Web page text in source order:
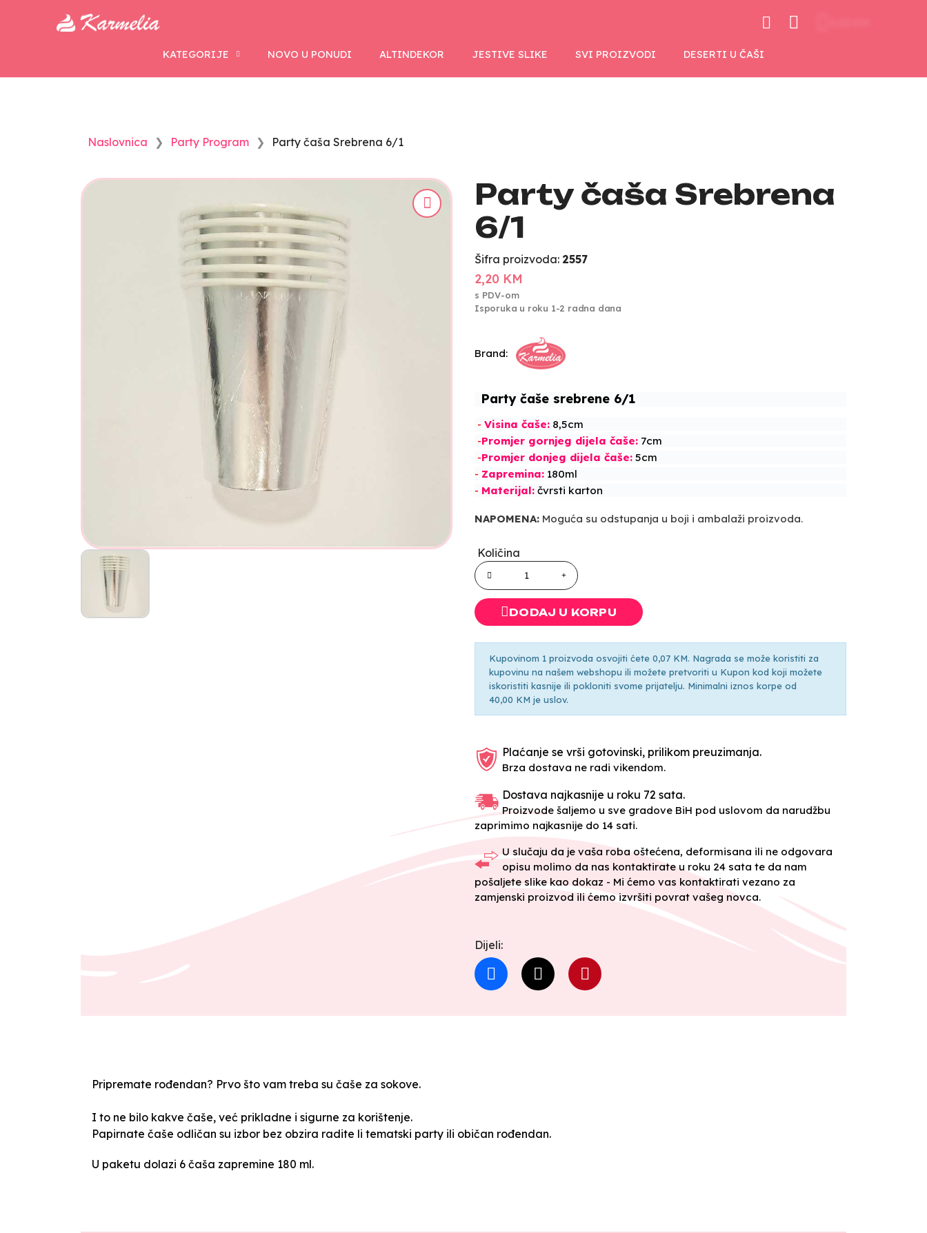
KATEGORIJE NOVO U PONUDI ALTINDEKOR JESTIVE SLIKE SVI PROIZVODI DESERTI U ČAŠI
Naslovnica Party Program Party čaša Srebrena 6/1
Party čaša Srebrena
6/1
Šifra proizvoda: 2557
2,20 KM
s PDV-om
Isporuka u roku 1-2 radna dana
Brand:
Party čaše srebrene 6/1
- Visina čaše: 8,5cm
-Promjer gornjeg dijela čaše: 7cm
-Promjer donjeg dijela čaše: 5cm
- Zapremina: 180ml
- Materijal: čvrsti karton
NAPOMENA: Moguća su odstupanja u boji i ambalaži proizvoda.
Količina
DODAJ U KORPU
Kupovinom 1 proizvoda osvojiti ćete 0,07 KM. Nagrada se može koristiti za
kupovinu na našem webshopu ili možete pretvoriti u Kupon kod koji možete
iskoristiti kasnije ili pokloniti svome prijatelju. Minimalni iznos korpe od
40,00 KM je uslov.
Plaćanje se vrši gotovinski, prilikom preuzimanja.
Brza dostava ne radi vikendom.
Dostava najkasnije u roku 72 sata.
Proizvode šaljemo u sve gradove BiH pod uslovom da narudžbu
zaprimimo najkasnije do 14 sati.
U slučaju da je vaša roba oštećena, deformisana ili ne odgovara
opisu molimo da nas kontaktirate u roku 24 sata te da nam
pošaljete slike kao dokaz - Mi ćemo vas kontaktirati vezano za
zamjenski proizvod ili ćemo izvršiti povrat vašeg novca.
Dijeli:
Pripremate rođendan? Prvo što vam treba su čaše za sokove.
I to ne bilo kakve čaše, već prikladne i sigurne za korištenje.
Papirnate čaše odličan su izbor bez obzira radite li tematski party ili običan rođendan.
U paketu dolazi 6 čaša zapremine 180 ml.